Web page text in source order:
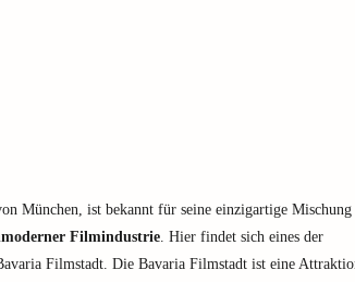
München, ist bekannt für seine einzigartige Mischung
Filmindustrie. Hier findet sich eines der
Filmstadt. Die Bavaria Filmstadt ist eine